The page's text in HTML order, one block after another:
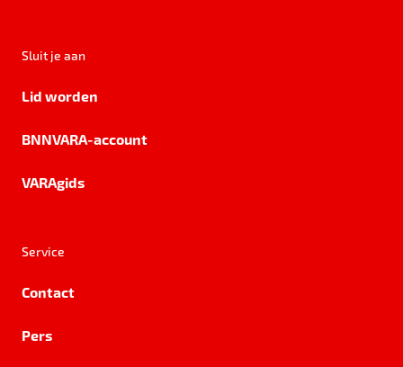
Sluit je aan
Lid worden
BNNVARA-account
VARAgids
Service
Contact
Pers